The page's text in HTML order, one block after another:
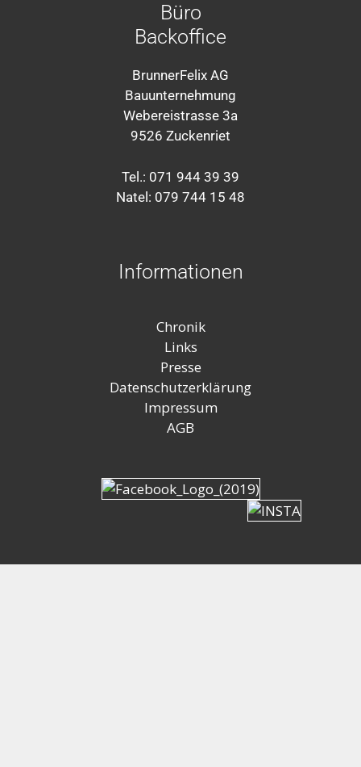
Büro
Backoffice
BrunnerFelix AG
Bauunternehmung
Webereistrasse 3a
9526 Zuckenriet
Tel.: 071 944 39 39
Natel: 079 744 15 48
Informationen
Chronik
Links
Presse
Datenschutzerklärung
Impressum
AGB